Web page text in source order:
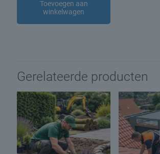
Toevoegen aan
winkelwagen
Gerelateerde producten